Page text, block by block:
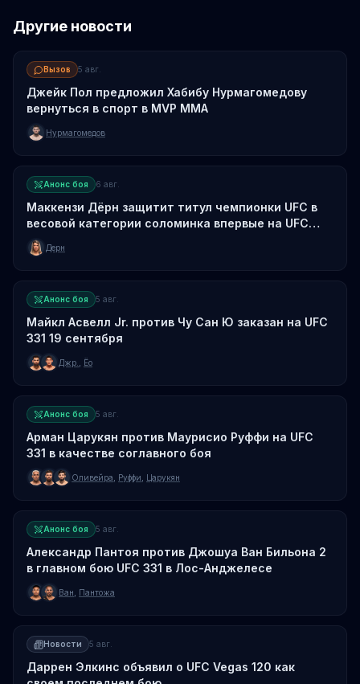
Другие новости
Вызов 5 авг.
Джейк Пол предложил Хабибу Нурмагомедову
вернуться в спорт в MVP MMA
Нурмагомедов
Анонс боя 6 авг.
Маккензи Дёрн защитит титул чемпионки UFC в
весовой категории соломинка впервые на UFC
330
Дерн
Анонс боя 5 авг.
Майкл Асвелл Jr. против Чу Сан Ю заказан на UFC
331 19 сентября
Джр. Ёо
Анонс боя 5 авг.
Арман Царукян против Маурисио Руффи на UFC
331 в качестве соглавного боя
Оливейра Руффи Царукян
Анонс боя 5 авг.
Александр Пантоя против Джошуа Ван Бильона 2
в главном бою UFC 331 в Лос-Анджелесе
Ван Пантожа
Новости 5 авг.
Даррен Элкинс объявил о UFC Vegas 120 как